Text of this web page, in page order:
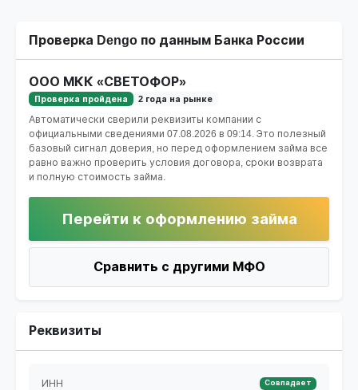
Проверка Dengo по данным Банка России
ООО МКК «СВЕТОФОР»
Проверка пройдена 2 года на рынке
Автоматически сверили реквизиты компании с
официальными сведениями 07.08.2026 в 09:14 . Это полезный
базовый сигнал доверия, но перед оформлением займа все
равно важно проверить условия договора, сроки возврата
и полную стоимость займа.
Перейти к оформлению займа
Сравнить с другими МФО
Реквизиты
ИНН Совпадает